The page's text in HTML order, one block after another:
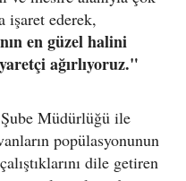
işaret ederek,
en güzel halini
ağırlıyoruz."
Müdürlüğü ile
popülasyonunun
dile getiren